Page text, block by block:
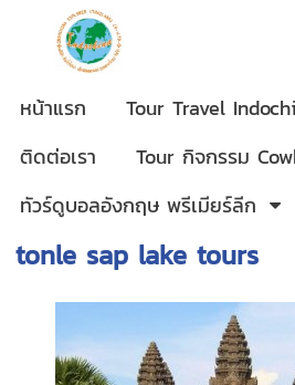
หน้าแรก Tour Travel
ติดต่อเรา
Tour กิจกรรม
ทัวร์ดูบอลอังกฤษ พรีเมียร์ลีก
tonle sap lake tours